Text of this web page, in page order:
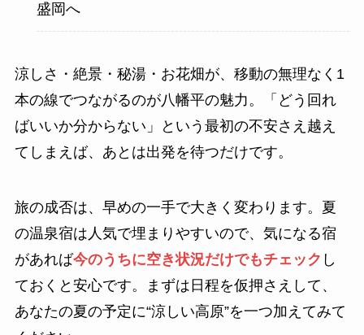
盛岡へ
涼しさ・絶景・秘湯・お花畑が、移動の無理なく1
本の線でつながるのが八幡平の魅力。「どう回れ
ばいいか分からない」という最初の不安さえ越え
てしまえば、あとは出発を待つだけです。
旅の成否は、早めの一手で大きく変わります。夏
の温泉宿は人気で埋まりやすいので、気になる宿
があれば今のうちに空き状況だけでもチェック し
ておくと安心です。まずは日程を仮押さえして、
あなたの夏の予定に“涼しい高原”を一つ加えてみて